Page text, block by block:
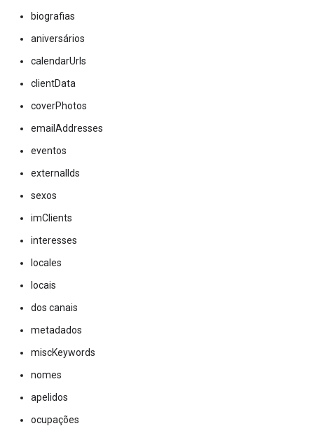
biografias
aniversários
calendarUrls
clientData
coverPhotos
emailAddresses
eventos
externalIds
sexos
imClients
interesses
locales
locais
dos canais
metadados
miscKeywords
nomes
apelidos
ocupações